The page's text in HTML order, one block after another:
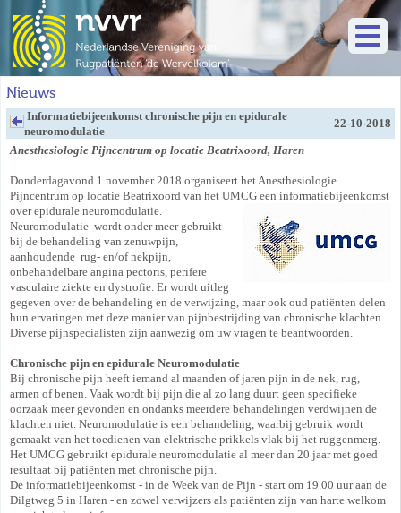
Nieuws
Informatiebijeenkomst chronische pijn en epidurale
neuromodulatie
22-10-2018
Anesthesiologie Pijncentrum op locatie Beatrixoord, Haren
Donderdagavond 1 november 2018 organiseert het Anesthesiologie
Pijncentrum op locatie Beatrixoord van het UMCG een informatiebijeenkomst
over epidurale neuromodulatie.
Neuromodulatie wordt onder meer gebruikt
bij de behandeling van zenuwpijn,
aanhoudende rug- en/of nekpijn,
onbehandelbare angina pectoris, perifere
vasculaire ziekte en dystrofie. Er wordt uitleg
gegeven over de behandeling en de verwijzing, maar ook oud patiënten delen
hun ervaringen met deze manier van pijnbestrijding van chronische klachten.
Diverse pijnspecialisten zijn aanwezig om uw vragen te beantwoorden.
Chronische pijn en epidurale Neuromodulatie
Bij chronische pijn heeft iemand al maanden of jaren pijn in de nek, rug,
armen of benen. Vaak wordt bij pijn die al zo lang duurt geen specifieke
oorzaak meer gevonden en ondanks meerdere behandelingen verdwijnen de
klachten niet. Neuromodulatie is een behandeling, waarbij gebruik wordt
gemaakt van het toedienen van elektrische prikkels vlak bij het ruggenmerg.
Het UMCG gebruikt epidurale neuromodulatie al meer dan 20 jaar met goed
resultaat bij patiënten met chronische pijn.
De informatiebijeenkomst - in de Week van de Pijn - start om 19.00 uur aan de
Dilgtweg 5 in Haren - en zowel verwijzers als patiënten zijn van harte welkom